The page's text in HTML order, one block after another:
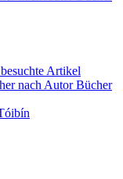
Artikel
nach AutorBücher